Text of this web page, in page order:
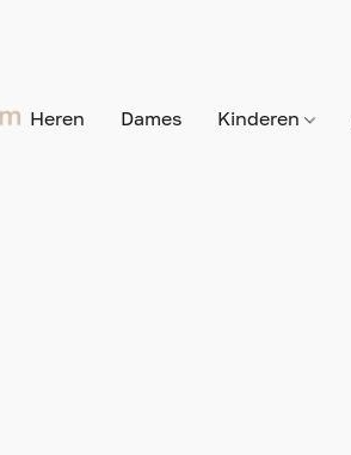
Heren Dames Kinderen